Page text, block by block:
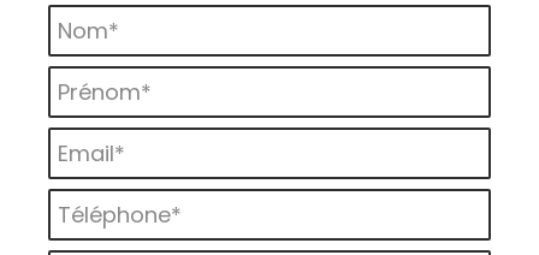
Nom* :
Prénom* :
Email* :
Téléphone* :